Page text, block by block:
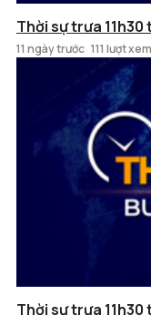
Thời sự trưa
11 ngày trước 111 lượt xem
Thời sự trưa